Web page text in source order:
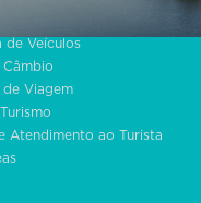
de Veículos
Câmbio
de Viagem
Atendimento ao Turista